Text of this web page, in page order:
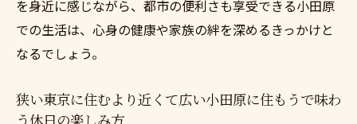
を身近に感じながら、都市の便利さも享受できる小田原
での生活は、心身の健康や家族の絆を深めるきっかけと
なるでしょう。
狭い東京に住むより近くて広い小田原に住もうで味わ
う休日の楽しみ方